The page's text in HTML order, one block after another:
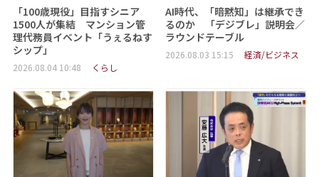
「100歳現役」目指すシニア
1500人が集結 マンション管
理代務員イベント「うぇるねす
シップ」
2026.08.04 10:48 くらし
AI時代、「暗黙知」は継承でき
るのか 「デジブレ」説明会／
ラウンドテーブル
2026.08.03 15:15 経済/ビジネス